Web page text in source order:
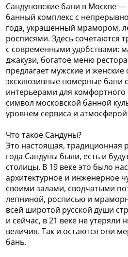
Сандуновские бани в Москве —
банный комплекс с
года, украшенный мрамором,
росписями. Здесь сочетаются
с современными удобствами:
джакузи, богатое меню
предлагает мужские и женские
эксклюзивные номерные бани
интерьерами для
символ московской банной
уровнем сервиса и
Что такое Сандуны?
Это настоящая, традиционная
года Сандуны были, есть и
столицы. В 19 веке это было
архитектурное и инженерное
своими залами, сводчатыми
лепниной, росписью и
всей широтой русской души
и сейчас, в 21 веке не утеряли
величия. Так и остаются они
бань.